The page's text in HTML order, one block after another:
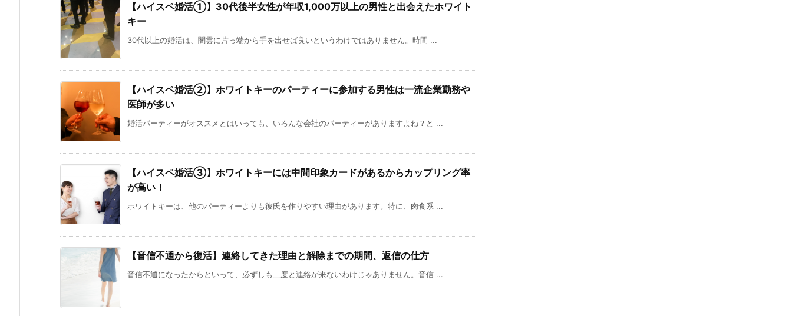
【ハイスペ婚活①】30代後半女性が年収1,000万以上の男性と出会えたホワイト
キー
30代以上の婚活は、闇雲に片っ端から手を出せば良いというわけではありません。時間 ...
【ハイスペ婚活②】ホワイトキーのパーティーに参加する男性は一流企業勤務や
医師が多い
婚活パーティーがオススメとはいっても、いろんな会社のパーティーがありますよね？と ...
【ハイスペ婚活③】ホワイトキーには中間印象カードがあるからカップリング率
が高い！
ホワイトキーは、他のパーティーよりも彼氏を作りやすい理由があります。特に、肉食系 ...
【音信不通から復活】連絡してきた理由と解除までの期間、返信の仕方
音信不通になったからといって、必ずしも二度と連絡が来ないわけじゃありません。音信 ...